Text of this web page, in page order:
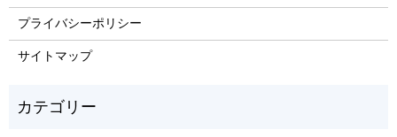
プライバシーポリシー
サイトマップ